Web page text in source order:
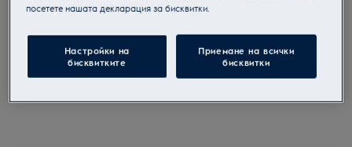
Инструкциите и препоръките за безопасна употреба
съгласно Регламент 2023/988 на Европейския съюз са
изложени в ръководството за употреба. За да
използвате уреда безопасно, моля прочетете внимателно
посетете нашата декларация за бисквитки.
Настройки на
бисквитките
Приемане на всички
бисквитки